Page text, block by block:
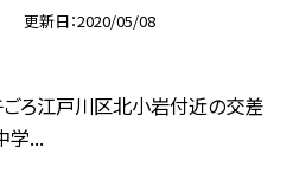
更新日 2020/05/08
ごろ江戸川区北小岩付近の交差
学...